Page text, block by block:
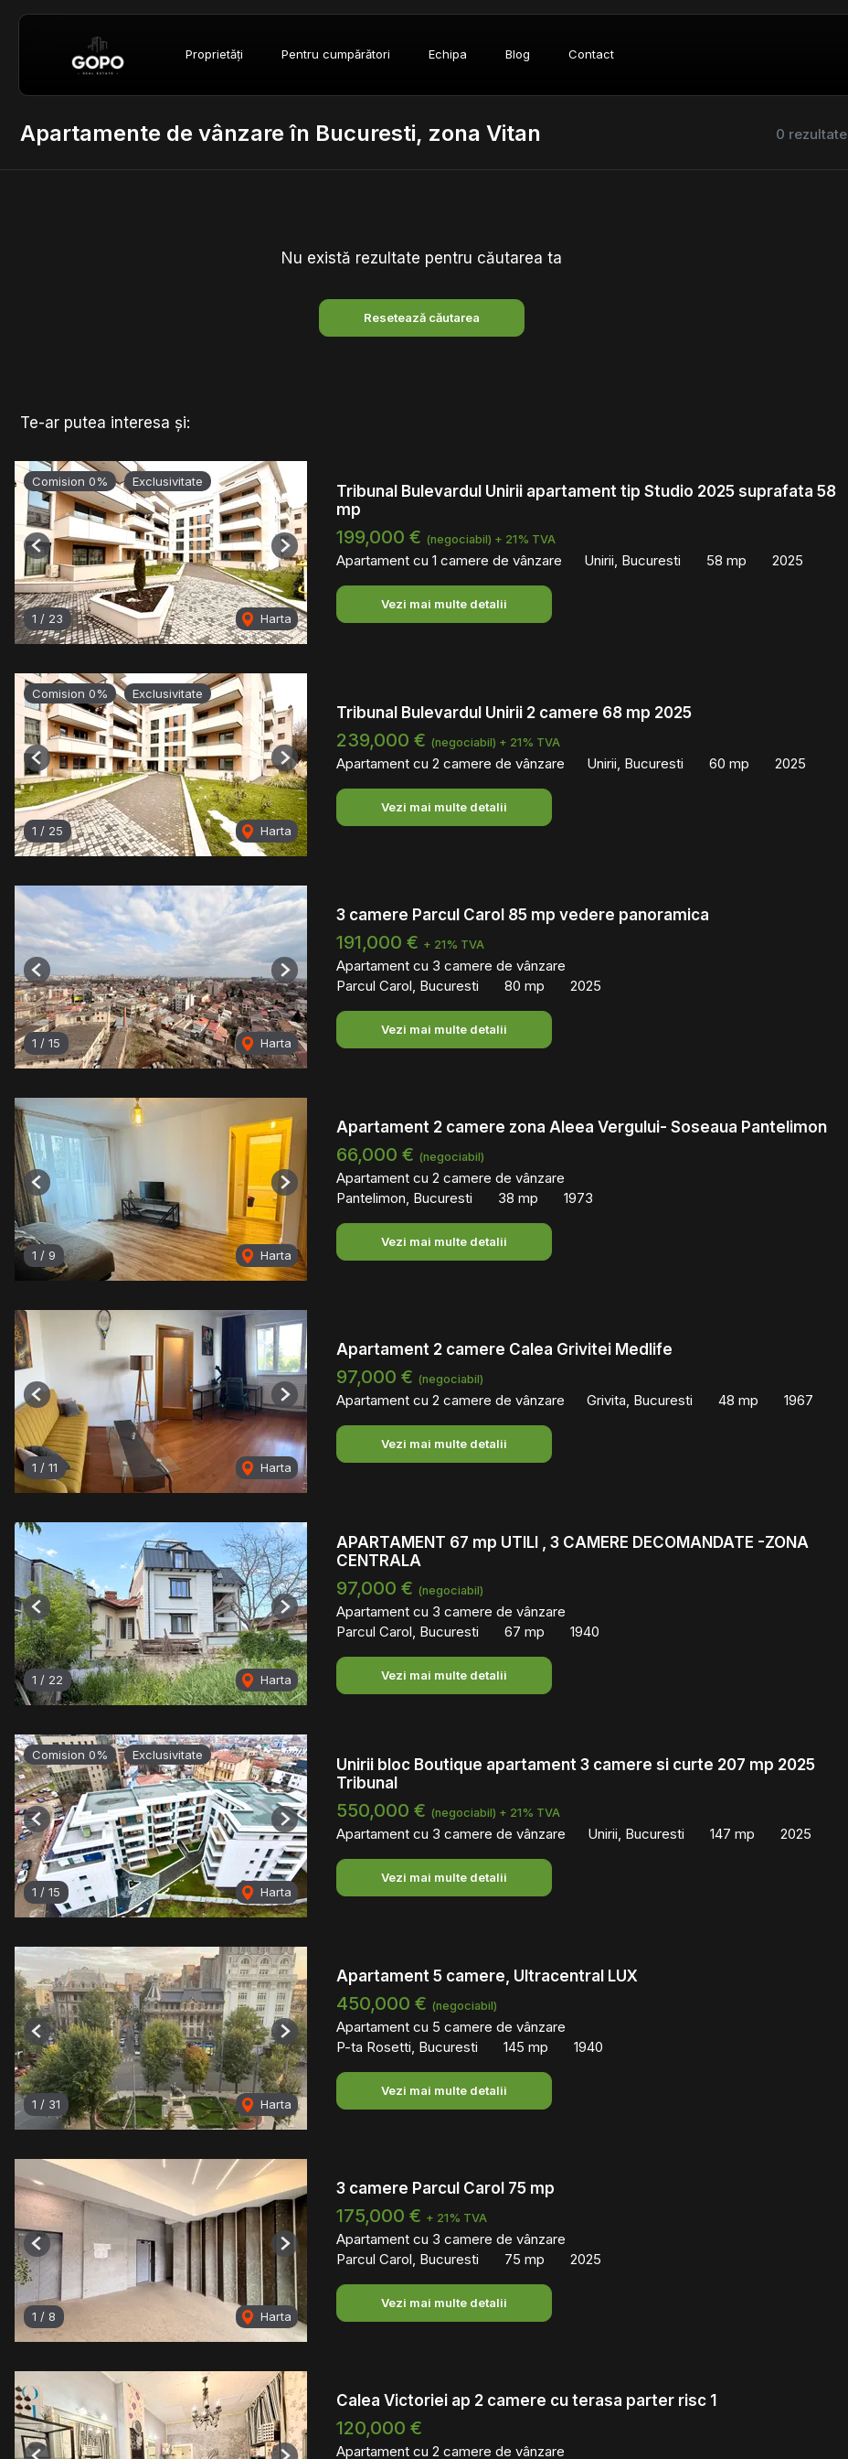
Proprietăți Pentru cumpărători Echipa Blog Contact
0 rezultate
Apartamente de vânzare în Bucuresti, zona Vitan
Nu există rezultate pentru căutarea ta
Resetează căutarea
Te-ar putea interesa și:
Comision 0% Exclusivitate
1 / 23 Harta
Previous Next
Tribunal Bulevardul Unirii apartament tip Studio 2025 suprafata 58
mp
199,000 € (negociabil) + 21% TVA
Apartament cu 1 camere de vânzare Unirii, Bucuresti 58 mp 2025
Vezi mai multe detalii
Comision 0% Exclusivitate
1 / 25 Harta
Previous Next
Tribunal Bulevardul Unirii 2 camere 68 mp 2025
239,000 € (negociabil) + 21% TVA
Apartament cu 2 camere de vânzare Unirii, Bucuresti 60 mp 2025
Vezi mai multe detalii
1 / 15 Harta
Previous Next
3 camere Parcul Carol 85 mp vedere panoramica
191,000 € + 21% TVA
Apartament cu 3 camere de vânzare
Parcul Carol, Bucuresti
80 mp 2025
Vezi mai multe detalii
1 / 9 Harta
Previous Next
Apartament 2 camere zona Aleea Vergului- Soseaua Pantelimon
66,000 € (negociabil)
Apartament cu 2 camere de vânzare
Pantelimon, Bucuresti
38 mp 1973
Vezi mai multe detalii
1 / 11 Harta
Previous Next
Apartament 2 camere Calea Grivitei Medlife
97,000 € (negociabil)
Apartament cu 2 camere de vânzare Grivita, Bucuresti 48 mp 1967
Vezi mai multe detalii
1 / 22 Harta
Previous Next
APARTAMENT 67 mp UTILI , 3 CAMERE DECOMANDATE -ZONA
CENTRALA
97,000 € (negociabil)
Apartament cu 3 camere de vânzare
Parcul Carol, Bucuresti
67 mp 1940
Vezi mai multe detalii
Comision 0% Exclusivitate
1 / 15 Harta
Previous Next
Unirii bloc Boutique apartament 3 camere si curte 207 mp 2025
Tribunal
550,000 € (negociabil) + 21% TVA
Apartament cu 3 camere de vânzare Unirii, Bucuresti 147 mp 2025
Vezi mai multe detalii
1 / 31 Harta
Previous Next
Apartament 5 camere, Ultracentral LUX
450,000 € (negociabil)
Apartament cu 5 camere de vânzare
P-ta Rosetti, Bucuresti
145 mp 1940
Vezi mai multe detalii
1 / 8 Harta
Previous Next
3 camere Parcul Carol 75 mp
175,000 € + 21% TVA
Apartament cu 3 camere de vânzare
Parcul Carol, Bucuresti
75 mp 2025
Vezi mai multe detalii
Calea Victoriei ap 2 camere cu terasa parter risc 1
120,000 €
Apartament cu 2 camere de vânzare